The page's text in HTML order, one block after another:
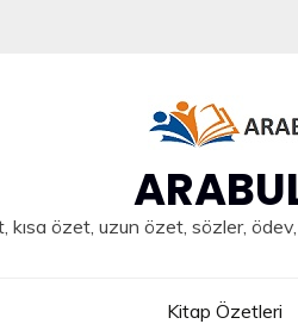
özet, uzun özet, sözler,
Kitap Özetleri